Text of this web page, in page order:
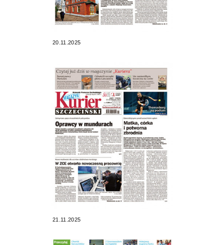
20.11.2025
21.11.2025